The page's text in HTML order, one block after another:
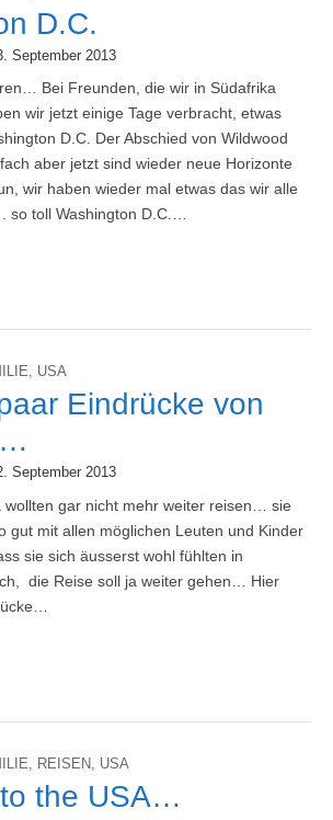
D.C.
September 2013
Bei Freunden, die wir in Südafrika
wir jetzt einige Tage verbracht, etwas
D.C. Der Abschied von Wildwood
aber jetzt sind wieder neue Horizonte
wir haben wieder mal etwas das wir alle
so toll Washington D.C.…
, USA
Eindrücke von
September 2013
wollten gar nicht mehr weiter reisen… sie
gut mit allen möglichen Leuten und Kinder
sie sich äusserst wohl fühlten in
die Reise soll ja weiter gehen… Hier
, REISEN, USA
the USA…